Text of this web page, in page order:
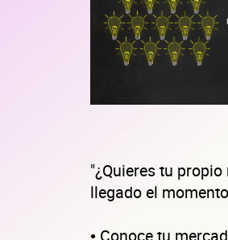
"¿Quieres tu
llegado el
• Conoce tu